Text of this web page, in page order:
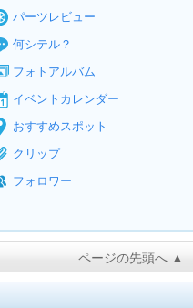
パーツレビュー
何シテル？
フォトアルバム
イベントカレンダー
おすすめスポット
クリップ
フォロワー
ページの先頭へ ▲